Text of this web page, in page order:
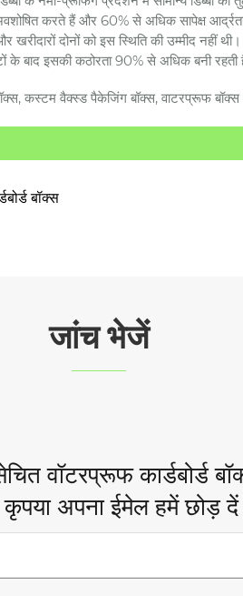
करते हैं और 60% से अधिक सापेक्ष
खरीदारों दोनों को इस स्थिति की उम्मीद नहीं
के बाद इसकी कठोरता 90% से अधिक बनी
कस्टम वैक्स्ड पैकेजिंग बॉक्स, वाटरप्रूफ बॉक्स
बॉक्स
जांच भेजें
वॉटरप्रूफ कार्डबोर्ड
अपना ईमेल हमें छोड़